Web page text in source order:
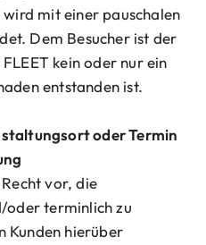
mit einer pauschalen
Dem Besucher ist der
kein oder nur ein
entstanden ist.
oder Termin
Recht vor, die
oder terminlich zu
Kunden hierüber